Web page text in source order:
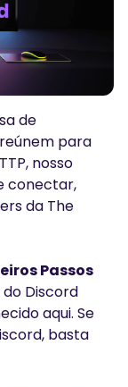
de
para
nosso
conectar,
da The
Passos
Discord
aqui. Se
basta